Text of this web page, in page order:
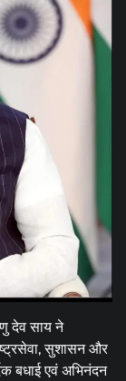
देव साय ने
सुशासन और
बधाई एवं अभिनंदन